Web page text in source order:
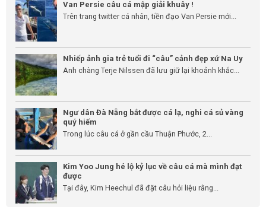
Van Persie câu cá mập giải khuây !
Trên trang twitter cá nhân, tiền đạo Van Persie mới...
Nhiếp ảnh gia trẻ tuổi đi “câu” cảnh đẹp xứ Na Uy
Anh chàng Terje Nilssen đã lưu giữ lại khoảnh khắc...
Ngư dân Đà Nẵng bắt được cá lạ, nghi cá sủ vàng
quý hiếm
Trong lúc câu cá ở gần cầu Thuận Phước, 2...
Kim Yoo Jung hé lộ kỷ lục về câu cá mà mình đạt
được
Tại đây, Kim Heechul đã đặt câu hỏi liệu rằng...